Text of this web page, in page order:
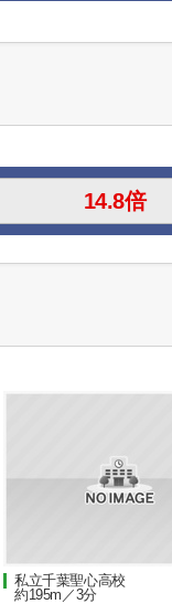
私立千葉聖心高校
約195m／3分